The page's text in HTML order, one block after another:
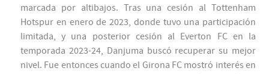
marcada por altibajos. Tras una cesión al Tottenham
Hotspur en enero de 2023, donde tuvo una participación
limitada, y una posterior cesión al Everton FC en la
temporada 2023-24, Danjuma buscó recuperar su mejor
nivel. Fue entonces cuando el Girona FC mostró interés en